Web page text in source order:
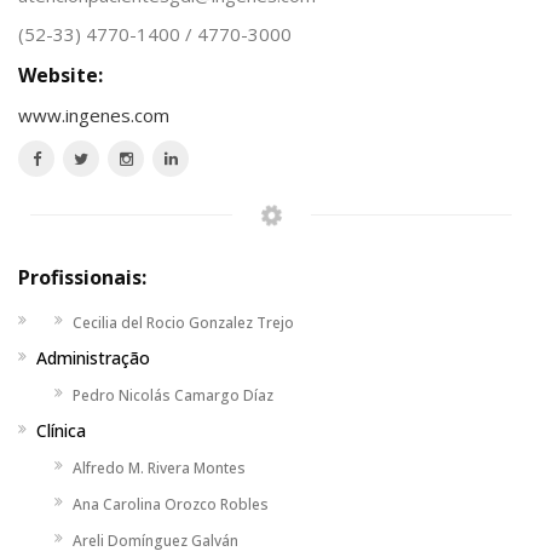
(52-33) 4770-1400 / 4770-3000
Website:
www.ingenes.com
Profissionais:
Cecilia del Rocio Gonzalez Trejo
Administração
Pedro Nicolás Camargo Díaz
Clínica
Alfredo M. Rivera Montes
Ana Carolina Orozco Robles
Areli Domínguez Galván